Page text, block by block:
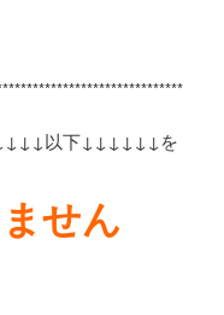
以下↓↓↓↓↓↓を
せん